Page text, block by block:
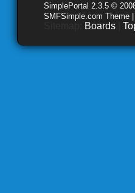
SimplePortal 2.3.5 ©
SMFSimple.com Theme
Boards